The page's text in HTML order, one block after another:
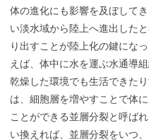
体の進化にも影響を及ぼして
い淡水域から陸上へ進出した
り出すことが陸上化の鍵にな
えば、体中に水を運ぶ水通導
乾燥した環境でも生活できた
は、細胞層を増やすことで体
ことができる並層分裂と呼ば
い換えれば、並層分裂をいつ